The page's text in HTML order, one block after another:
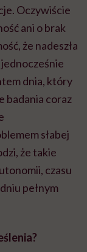
Oczywiście
ani o brak
że nadeszła
dnia, który
badania coraz
słabej
że takie
czasu
pełnym